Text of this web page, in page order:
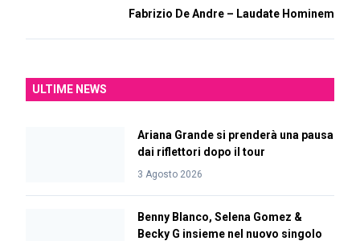
Fabrizio De Andre – Laudate Hominem
ULTIME NEWS
Ariana Grande si prenderà una pausa
dai riflettori dopo il tour
3 Agosto 2026
Benny Blanco, Selena Gomez &
Becky G insieme nel nuovo singolo